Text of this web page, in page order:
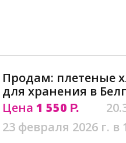
Продам: плетеные
для хранения в
Цена 1 550 Р.
23 февраля 2026 г. в